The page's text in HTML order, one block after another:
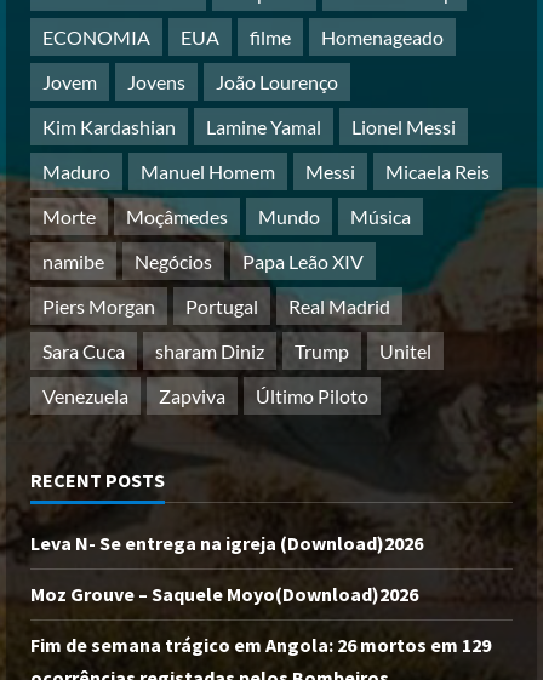
ECONOMIA
EUA filme
Homenageado
Jovem
Jovens
João Lourenço
Kim Kardashian
Lamine Yamal
Lionel Messi
Maduro
Manuel Homem Messi
Micaela Reis
Morte
Moçâmedes Mundo
Música
namibe
Negócios
Papa Leão XIV
Piers Morgan
Portugal
Real Madrid
Sara Cuca
sharam Diniz Trump
Unitel
Venezuela
Zapviva Último Piloto
RECENT POSTS
Leva N- Se entrega na igreja (Download)2026
Moz Grouve – Saquele Moyo(Download)2026
Fim de semana trágico em Angola: 26 mortos em 129